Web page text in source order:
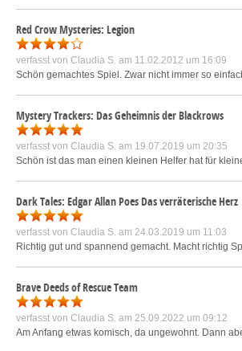
Red Crow Mysteries: Legion
verfasst von Claudia S. am 11.02.2012 um 16:09
Schön gemachtes Spiel. Zwar nicht immer so
Mystery Trackers: Das Geheimnis der Blackrows
verfasst von Claudia S. am 19.07.2019 um 20:35
Schön ist das man einen kleinen Helfer hat für
Dark Tales: Edgar Allan Poes Das verräterische Herz
verfasst von Claudia S. am 24.03.2019 um 11:03
Richtig gut und spannend gemacht. Macht richtig
Brave Deeds of Rescue Team
verfasst von Claudia S. am 25.09.2022 um 09:12
Am Anfang etwas komisch, da ungewohnt. Dann